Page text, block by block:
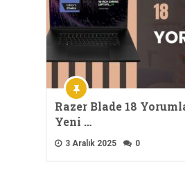
Razer Blade 18
Yeni …
3 Aralık 2025 0